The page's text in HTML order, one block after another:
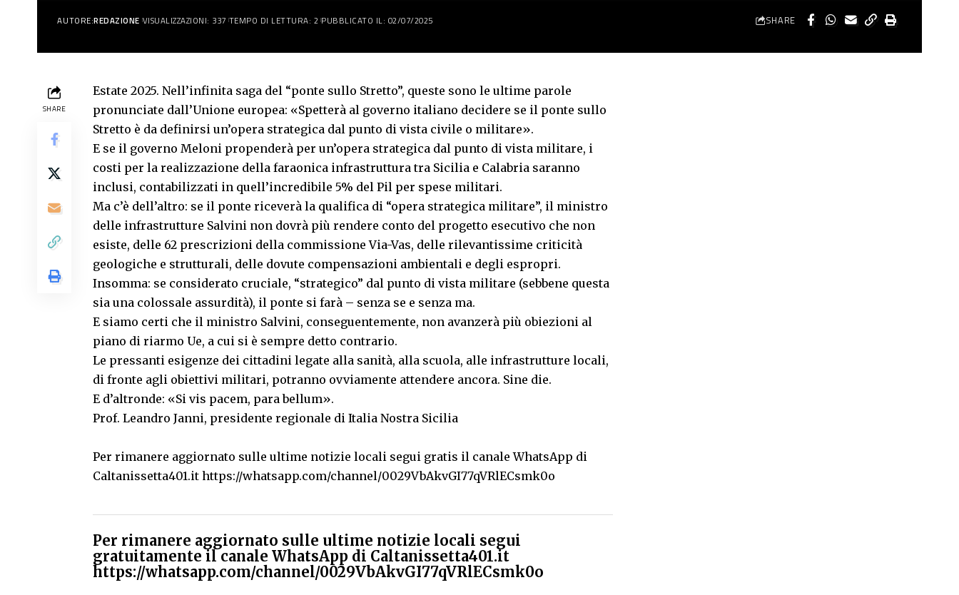
AUTORE:REDAZIONE VISUALIZZAZIONI: 337 TEMPO DI LETTURA: 2 PUBBLICATO IL: 02/07/2025 SHARE
SHARE
Estate 2025. Nell’infinita saga del “ponte sullo Stretto”, queste sono le ultime parole
pronunciate dall’Unione europea: «Spetterà al governo italiano decidere se il ponte sullo
Stretto è da definirsi un’opera strategica dal punto di vista civile o militare».
E se il governo Meloni propenderà per un’opera strategica dal punto di vista militare, i
costi per la realizzazione della faraonica infrastruttura tra Sicilia e Calabria saranno
inclusi, contabilizzati in quell’incredibile 5% del Pil per spese militari.
Ma c’è dell’altro: se il ponte riceverà la qualifica di “opera strategica militare”, il ministro
delle infrastrutture Salvini non dovrà più rendere conto del progetto esecutivo che non
esiste, delle 62 prescrizioni della commissione Via-Vas, delle rilevantissime criticità
geologiche e strutturali, delle dovute compensazioni ambientali e degli espropri.
Insomma: se considerato cruciale, “strategico” dal punto di vista militare (sebbene questa
sia una colossale assurdità), il ponte si farà – senza se e senza ma.
E siamo certi che il ministro Salvini, conseguentemente, non avanzerà più obiezioni al
piano di riarmo Ue, a cui si è sempre detto contrario.
Le pressanti esigenze dei cittadini legate alla sanità, alla scuola, alle infrastrutture locali,
di fronte agli obiettivi militari, potranno ovviamente attendere ancora. Sine die.
E d’altronde: «Si vis pacem, para bellum».
Prof. Leandro Janni, presidente regionale di Italia Nostra Sicilia
Per rimanere aggiornato sulle ultime notizie locali segui gratis il canale WhatsApp di
Caltanissetta401.it https://whatsapp.com/channel/0029VbAkvGI77qVRlECsmk0o
Per rimanere aggiornato sulle ultime notizie locali segui
gratuitamente il canale WhatsApp di Caltanissetta401.it
https://whatsapp.com/channel/0029VbAkvGI77qVRlECsmk0o